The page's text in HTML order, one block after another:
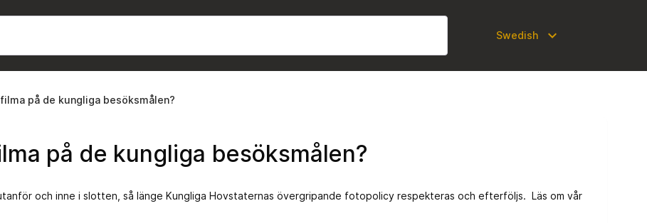
Swedish expand_more
på de kungliga besöksmålen?
på de kungliga besöksmålen?
och inne i slotten, så länge Kungliga Hovstaternas övergripande fotopolicy respekteras och efterföljs. Läs om vår